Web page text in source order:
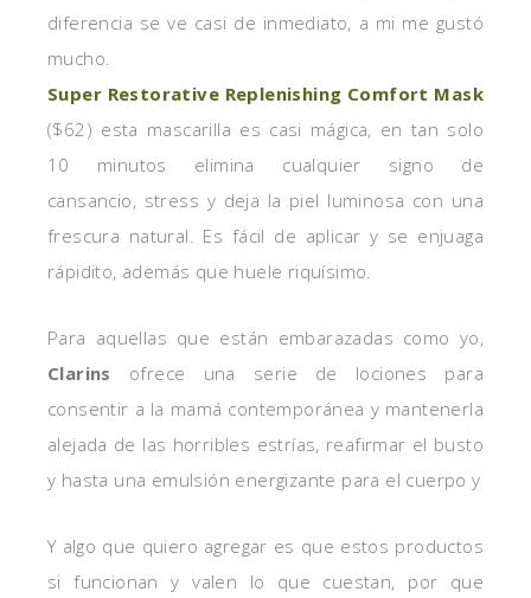
diferencia se ve casi de inmediato, a mi me gustó
mucho.
Super Restorative Replenishing Comfort Mask
($62) esta mascarilla es casi mágica, en tan solo
10 minutos elimina cualquier signo de
cansancio, stress y deja la piel luminosa con una
frescura natural. Es fácil de aplicar y se enjuaga
rápidito, además que huele riquísimo.
Para aquellas que están embarazadas como yo,
Clarins ofrece una serie de lociones para
consentir a la mamá contemporánea y mantenerla
alejada de las horribles estrías, reafirmar el busto
y hasta una emulsión energizante para el cuerpo y
Y algo que quiero agregar es que estos productos
si funcionan y valen lo que cuestan, por que